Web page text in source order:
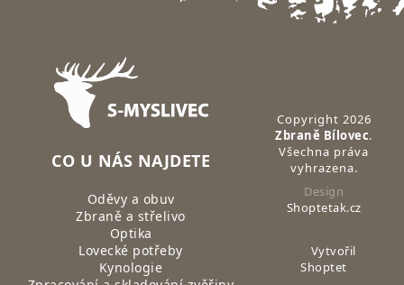
Zápatí
CO U NÁS NAJDETE
Oděvy a obuv
Zbraně a střelivo
Optika
Lovecké potřeby
Kynologie
Copyright 2026
Zbraně Bílovec.
Všechna práva
vyhrazena.
Design
Shoptetak.cz
Vytvořil
Shoptet